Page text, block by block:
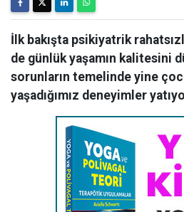
İlk bakışta psikiyatrik
de günlük yaşamın kalitesini
sorunların temelinde yine
yaşadığımız deneyimler